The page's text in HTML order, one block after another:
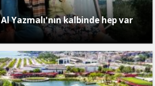
Yazmalı'nın kalbinde hep var